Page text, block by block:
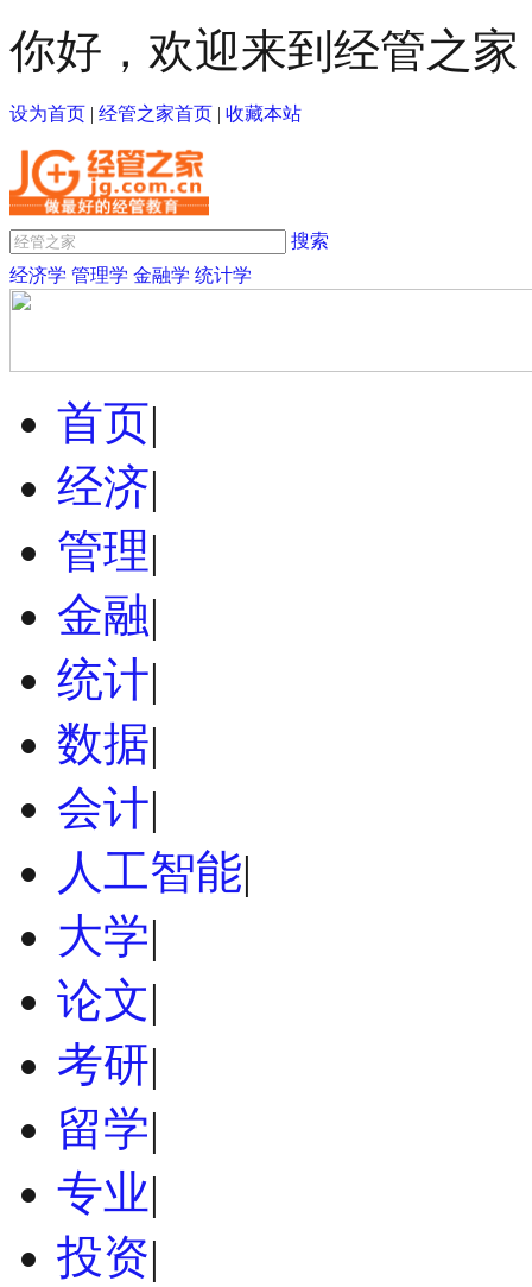
你好，欢迎来到经管之家
设为首页 | 经管之家首页 | 收藏本站
搜索
经济学 管理学 金融学 统计学
首页|
经济|
管理|
金融|
统计|
数据|
会计|
人工智能|
大学|
论文|
考研|
留学|
专业|
投资|